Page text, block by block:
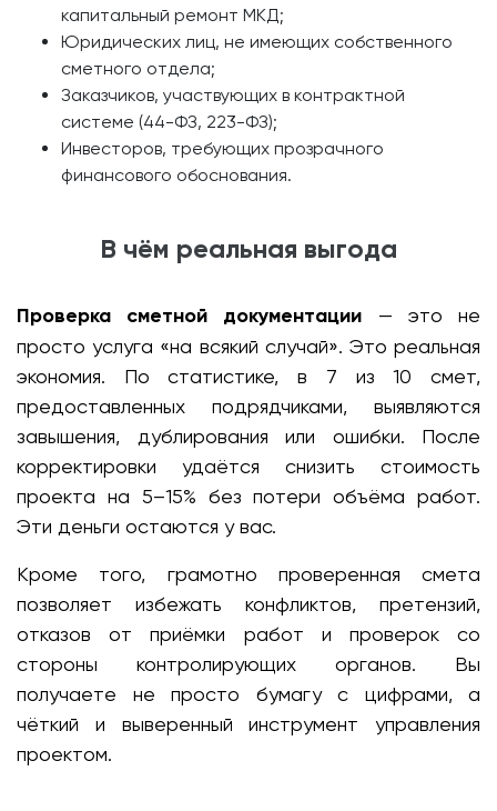
капитальный ремонт МКД;
Юридических лиц, не имеющих собственного
сметного отдела;
Заказчиков, участвующих в контрактной
системе (44-ФЗ, 223-ФЗ);
Инвесторов, требующих прозрачного
финансового обоснования.
В чём реальная выгода
Проверка сметной документации — это не
просто услуга «на всякий случай». Это реальная
экономия. По статистике, в 7 из 10 смет,
предоставленных подрядчиками, выявляются
завышения, дублирования или ошибки. После
корректировки удаётся снизить стоимость
проекта на 5–15% без потери объёма работ.
Эти деньги остаются у вас.
Кроме того, грамотно проверенная смета
позволяет избежать конфликтов, претензий,
отказов от приёмки работ и проверок со
стороны контролирующих органов. Вы
получаете не просто бумагу с цифрами, а
чёткий и выверенный инструмент управления
проектом.